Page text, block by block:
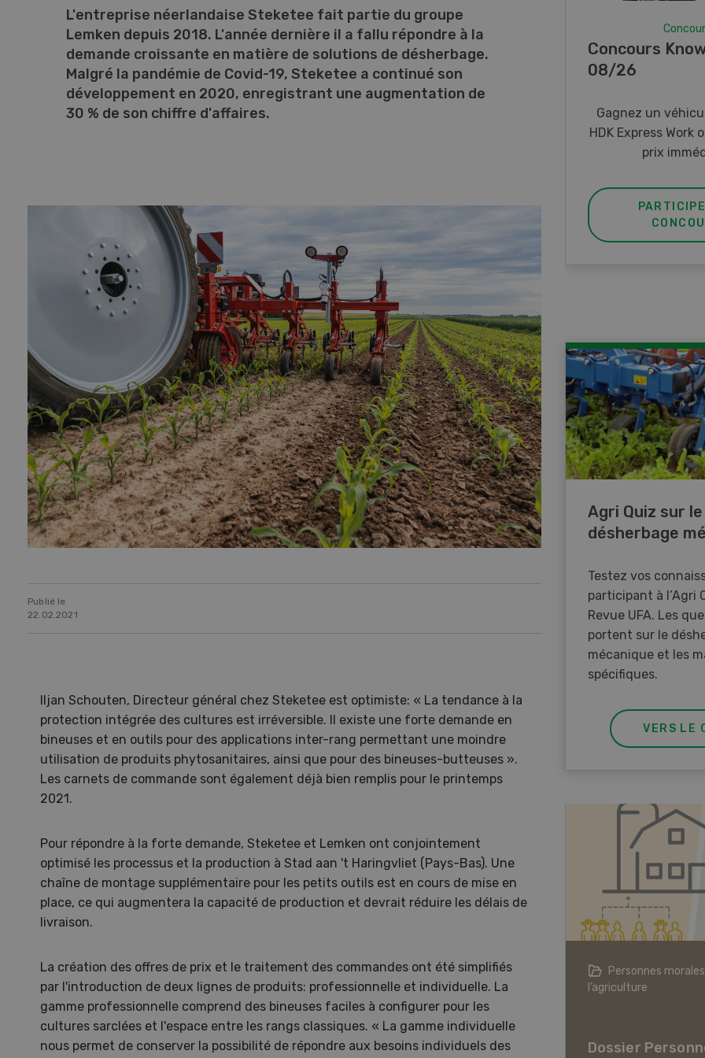
L'entreprise néerlandaise Steketee fait partie du groupe
Lemken depuis 2018. L'année dernière il a fallu répondre à la
demande croissante en matière de solutions de désherbage.
Malgré la pandémie de Covid-19, Steketee a continué son
développement en 2020, enregistrant une augmentation de
30 % de son chiffre d'affaires.
Publié le
22.02.2021
Iljan Schouten, Directeur général chez Steketee est optimiste: « La tendance à la
protection intégrée des cultures est irréversible. Il existe une forte demande en
bineuses et en outils pour des applications inter-rang permettant une moindre
utilisation de produits phytosanitaires, ainsi que pour des bineuses-butteuses ».
Les carnets de commande sont également déjà bien remplis pour le printemps
2021.
Pour répondre à la forte demande, Steketee et Lemken ont conjointement
optimisé les processus et la production à Stad aan 't Haringvliet (Pays-Bas). Une
chaîne de montage supplémentaire pour les petits outils est en cours de mise en
place, ce qui augmentera la capacité de production et devrait réduire les délais de
livraison.
La création des offres de prix et le traitement des commandes ont été simplifiés
par l'introduction de deux lignes de produits: professionnelle et individuelle. La
gamme professionnelle comprend des bineuses faciles à configurer pour les
cultures sarclées et l'espace entre les rangs classiques. « La gamme individuelle
nous permet de conserver la possibilité de répondre aux besoins individuels des
Concours
08/26
Gagnez un
HDK Express Work
prix
Agri Quiz sur le
désherbage
Testez vos
participant à l’Agri
Revue UFA. Les
portent sur le
mécanique et les
spécifiques.
VERS LE
Une ferme entre de nouvelles
mains
Une ferme entre de
L’agriculture à l’ère du changement
climatique
Dossier L’agriculture à l’ère
du changement climatique
Personnes
l’agriculture
Dossier